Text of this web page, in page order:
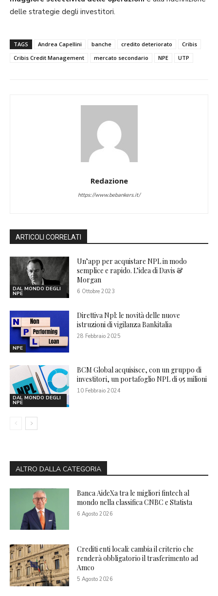
delle strategie degli investitori.
TAGS Andrea Capellini banche credito deteriorato
Cribis
Cribis Credit Management
mercato secondario NPE UTP
Redazione
https://www.bebankers.it/
ARTICOLI CORRELATI
DAL MONDO DEGLI
NPE
Un’app per acquistare NPL in modo
semplice e rapido. L’idea di Davis &
Morgan
6 Ottobre 2023
NPE
Direttiva Npl: le novità delle nuove
istruzioni di vigilanza Bankitalia
28 Febbraio 2025
DAL MONDO DEGLI
NPE
BCM Global acquisisce, con un gruppo di
investitori, un portafoglio NPL di 95 milioni
10 Febbraio 2024
ALTRO DALLA CATEGORIA
Banca AideXa tra le migliori fintech al
mondo nella classifica CNBC e Statista
6 Agosto 2026
Crediti enti locali: cambia il criterio che
renderà obbligatorio il trasferimento ad
Amco
5 Agosto 2026